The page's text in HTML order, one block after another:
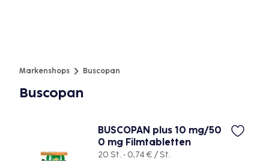
Markenshops Buscopan
Buscopan
BUSCOPAN plus 10 mg/50
0 mg Filmtabletten
20 St. • 0,74 € / St.